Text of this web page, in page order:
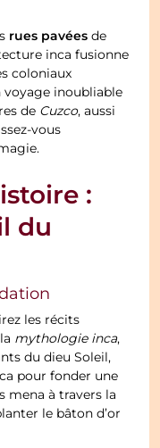
rues pavées de
inca fusionne
coloniaux
voyage inoubliable
de Cuzco, aussi
vous
:
du
les récits
mythologie inca,
du dieu Soleil,
pour fonder une
mena à travers la
le bâton d’or